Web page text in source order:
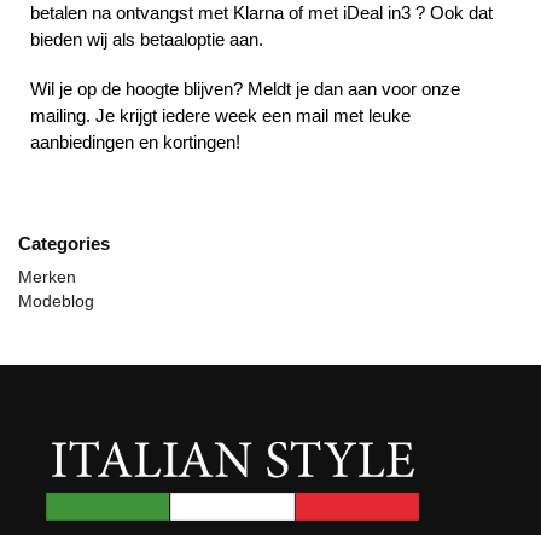
betalen na ontvangst met Klarna of met iDeal in3 ? Ook dat
bieden wij als betaaloptie aan.
Wil je op de hoogte blijven? Meldt je dan aan voor onze
mailing. Je krijgt iedere week een mail met leuke
aanbiedingen en kortingen!
Categories
Merken
Modeblog